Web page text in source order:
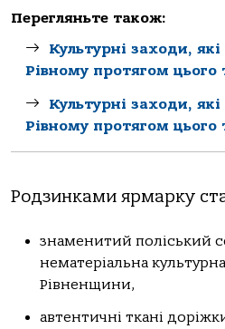
Перегляньте також:
Культурні заходи, які
Рівному протягом цього
Культурні заходи, які
Рівному протягом цього
Родзинками ярмарку
знаменитий поліський
нематеріальна
Рівненщини,
автентичні ткані